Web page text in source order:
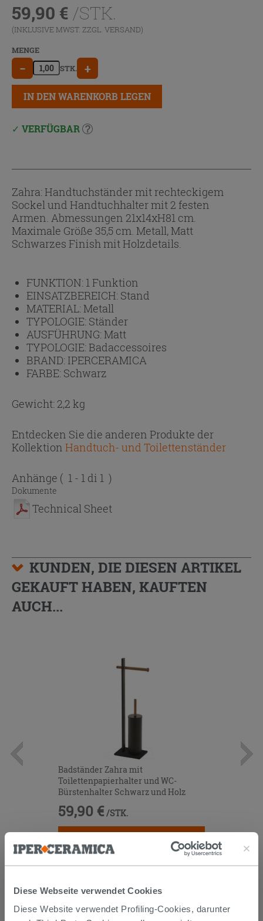
Diese Webseite verwendet Cookies
Diese Website verwendet Profiling-Cookies, darunter
59,90 € /STK.
(INKLUSIVE MWST. ZZGL. VERSAND)
MENGE
− STK. +
IN DEN WARENKORB LEGEN
VERFÜGBAR
Zahra: Handtuchständer mit rechteckigem
Sockel und Handtuchhalter mit 2 festen
Armen. Abmessungen 21x14xH81 cm.
Maximale Größe 35,5 cm. Metall, Matt
Schwarzes Finish mit Holzdetails.
FUNKTION: 1 Funktion
EINSATZBEREICH: Stand
MATERIAL:Metall
TYPOLOGIE: Ständer
AUSFÜHRUNG:Matt
TYPOLOGIE:Badaccessoires
BRAND: IPERCERAMICA
FARBE: Schwarz
Gewicht: 2,2 kg
Entdecken Sie die anderen Produkte der
Kollektion Handtuch- und Toilettenständer
Anhänge ( 1 - 1 di 1 )
Dokumente
Technical Sheet
KUNDEN, DIE DIESEN ARTIKEL
GEKAUFT HABEN, KAUFTEN
AUCH...
Badständer Zahra mit
Toilettenpapierhalter und WC-
Bürstenhalter Schwarz und Holz
59,90 € /STK.
IN DEN WARENKORB LEGEN